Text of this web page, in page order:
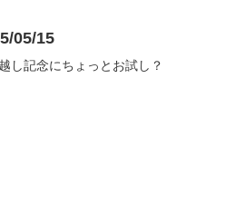
05/15
し記念にちょっとお試し？